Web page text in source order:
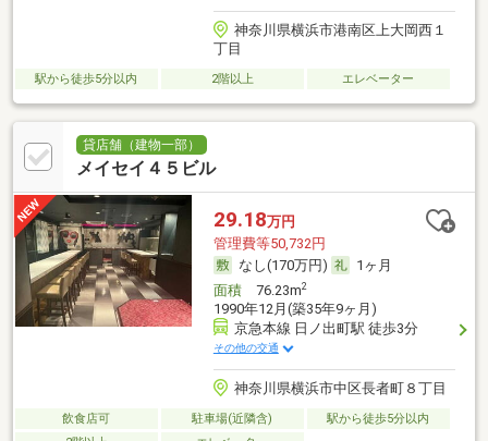
神奈川県横浜市港南区上大岡西１
丁目
駅から徒歩5分以内 2階以上 エレベーター
貸店舗（建物一部）
メイセイ４５ビル
29.18万円
管理費等50,732円
なし(170万円)
1ヶ月
面積76.23m2
1990年12月(築35年9ヶ月)
京急本線 日ノ出町駅 徒歩3分
その他の交通
神奈川県横浜市中区長者町８丁目
飲食店可 駐車場(近隣含)
駅から徒歩5分以内